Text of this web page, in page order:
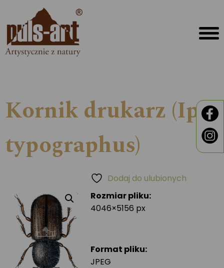
Kornik drukarz (Ips
typographus)
Rozmiar pliku:
4046×5156 px
Format pliku:
JPEG
Dodaj do ulubionych